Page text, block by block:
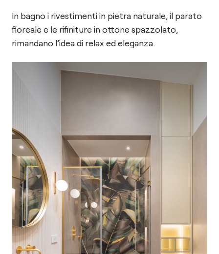
In bagno i rivestimenti in pietra naturale, il parato
floreale e le rifiniture in ottone spazzolato,
rimandano l’idea di relax ed eleganza.